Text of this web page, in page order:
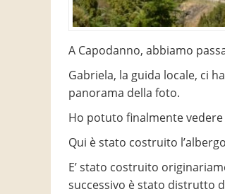
A Capodanno, abbiamo
Gabriela, la guida locale, ci
panorama della foto.
Ho potuto finalmente vedere
Qui è stato costruito l’albergo
E’ stato costruito
successivo è stato distrutto